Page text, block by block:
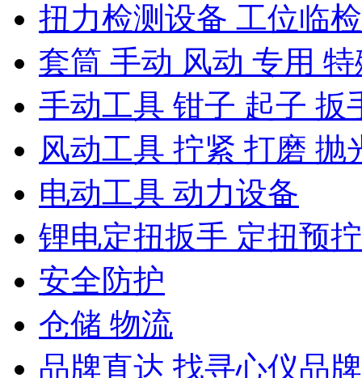
扭力检测设备 工位临
套筒 手动 风动 专用 特
手动工具 钳子 起子 扳
风动工具 拧紧 打磨 抛
电动工具 动力设备
锂电定扭扳手 定扭预
安全防护
仓储 物流
品牌直达 找寻心仪品牌